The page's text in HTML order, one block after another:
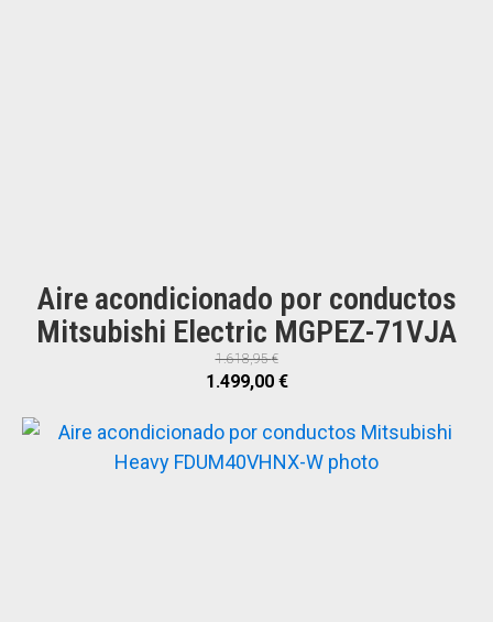
Aire acondicionado por conductos
Mitsubishi Electric MGPEZ-71VJA
1.618,95€
El
original
era:
1.499,00 €El
actual
es: